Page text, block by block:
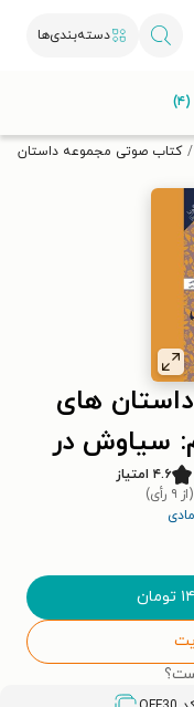
دسته‌بندی‌ها
کن.
کتاب صوتی مجموعه داستان‌
های
سیاوش در
۴.۶ امتیاز
(از ۹ رأی)
تومان